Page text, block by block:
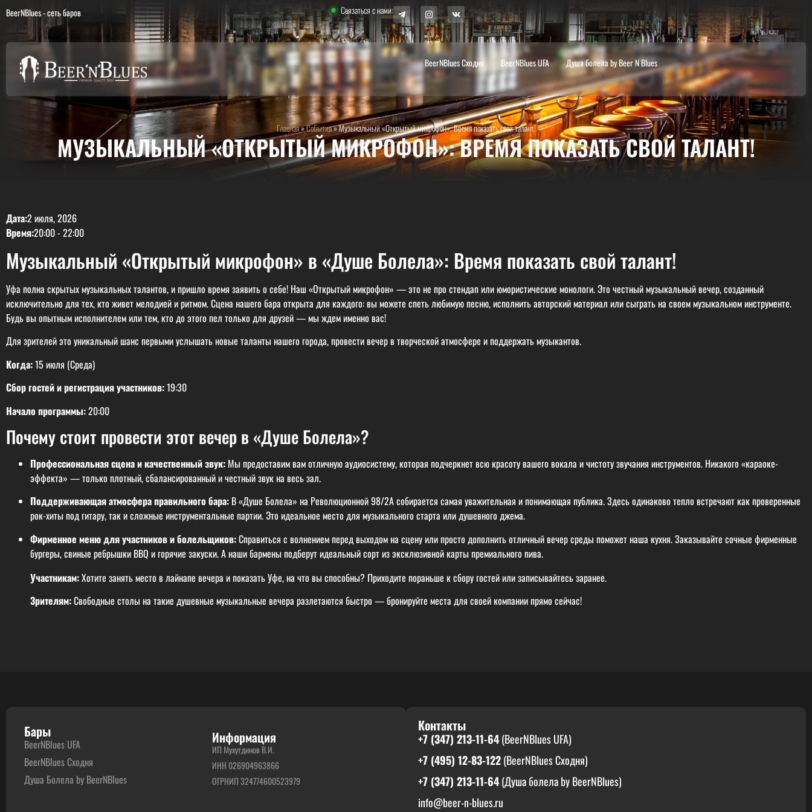
BeerNBlues - сеть баров Связаться с нами:
BeerNBlues Сходня BeerNBlues UFA Душа болела by Beer N Blues
Главная»События»Музыкальный «Открытый микрофон»: Время показать свой талант!
МУЗЫКАЛЬНЫЙ «ОТКРЫТЫЙ МИКРОФОН»: ВРЕМЯ ПОКАЗАТЬ СВОЙ ТАЛАНТ!
Дата:2 июля, 2026
Время:20:00-22:00
Музыкальный «Открытый микрофон» в «Душе Болела»: Время показать свой талант!
Уфа полна скрытых музыкальных талантов, и пришло время заявить о себе! Наш «Открытый микрофон» — это не про стендап или юмористические монологи. Это честный музыкальный вечер, созданный
исключительно для тех, кто живет мелодией и ритмом. Сцена нашего бара открыта для каждого: вы можете спеть любимую песню, исполнить авторский материал или сыграть на своем музыкальном инструменте.
Будь вы опытным исполнителем или тем, кто до этого пел только для друзей — мы ждем именно вас!
Для зрителей это уникальный шанс первыми услышать новые таланты нашего города, провести вечер в творческой атмосфере и поддержать музыкантов.
Когда:15 июля (Среда)
Сбор гостей и регистрация участников:19:30
Начало программы:20:00
Почему стоит провести этот вечер в «Душе Болела»?
Профессиональная сцена и качественный звук: Мы предоставим вам отличную аудиосистему, которая подчеркнет всю красоту вашего вокала и чистоту звучания инструментов. Никакого «караоке-
эффекта» — только плотный, сбалансированный и честный звук на весь зал.
Поддерживающая атмосфера правильного бара: В «Душе Болела» на Революционной 98/2A собирается самая уважительная и понимающая публика. Здесь одинаково тепло встречают как проверенные
рок-хиты под гитару, так и сложные инструментальные партии. Это идеальное место для музыкального старта или душевного джема.
Фирменное меню для участников и болельщиков:Справиться с волнением перед выходом на сцену или просто дополнить отличный вечер среды поможет наша кухня. Заказывайте сочные фирменные
бургеры, свиные ребрышки BBQ и горячие закуски. А наши бармены подберут идеальный сорт из эксклюзивной карты премиального пива.
Участникам:Хотите занять место в лайнапе вечера и показать Уфе, на что вы способны? Приходите пораньше к сбору гостей или записывайтесь заранее.
Зрителям:Свободные столы на такие душевные музыкальные вечера разлетаются быстро — бронируйте места для своей компании прямо сейчас!
Бары
BeerNBlues UFA
BeerNBlues Сходня
Душа Болела by BeerNBlues
Информация
ИП Мухутдинов В.И.
ИНН 026904963866
ОГРНИП 324774600523979
Контакты
+7 (347) 213-11-64(BeerNBlues UFA)
+7 (495) 12-83-122(BeerNBlues Сходня)
+7 (347) 213-11-64(Душа болела by BeerNBlues)
info@beer-n-blues.ru